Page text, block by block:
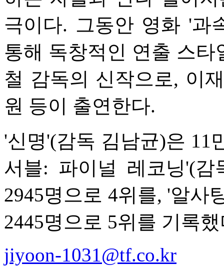
극이다. 그동안 영화 '과
통해 독창적인 연출 스
철 감독의 신작으로, 이
원 등이 출연한다.
'신명'(감독 김남균)은 11
서블: 파이널 레코닝'(
2945명으로 4위를, '알사
2445명으로 5위를 기록
jiyoon-1031@tf.co.kr